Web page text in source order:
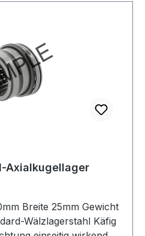
Axialkugellager
Breite 25mm Gewicht
Wälzlagerstahl Käfig